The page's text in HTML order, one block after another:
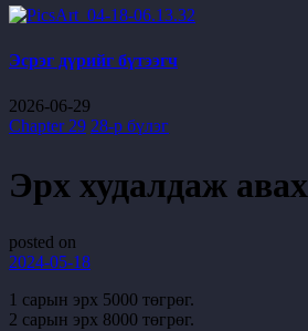
Эсрэг дүрийг бүтээгч
2026-06-29
Chapter 29 28-р бүлэг
Эрх худалдаж авах
posted on
2024-05-18
1 сарын эрх 5000 төгрөг.
2 сарын эрх 8000 төгрөг.